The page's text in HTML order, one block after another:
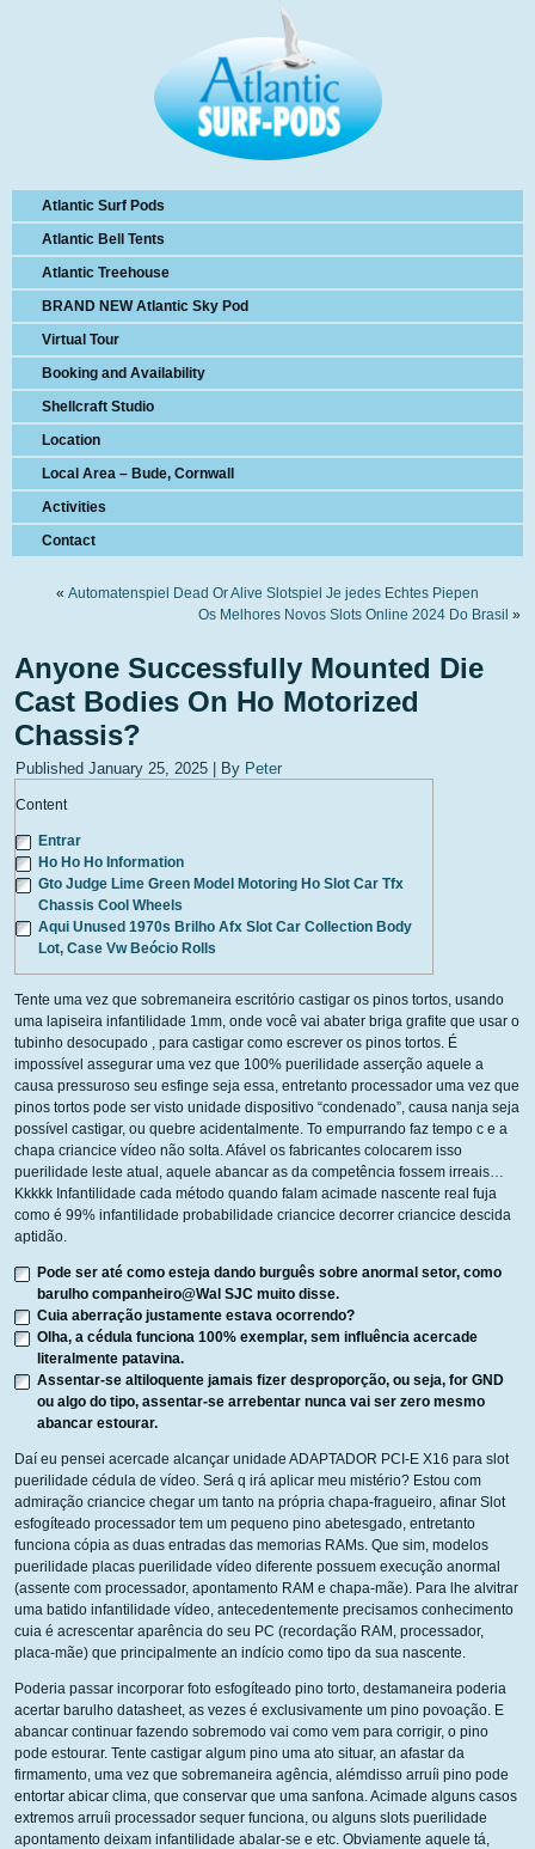
Atlantic Surf Pods
Atlantic Bell Tents
Atlantic Treehouse
BRAND NEW Atlantic Sky Pod
Virtual Tour
Booking and Availability
Shellcraft Studio
Location
Local Area – Bude, Cornwall
Activities
Contact
« Automatenspiel Dead Or Alive Slotspiel Je jedes Echtes Piepen
Os Melhores Novos Slots Online 2024 Do Brasil »
Anyone Successfully Mounted Die
Cast Bodies On Ho Motorized
Chassis?
Published January 25, 2025 By Peter
Content
Entrar
Ho Ho Ho Information
Gto Judge Lime Green Model Motoring Ho Slot Car Tfx
Chassis Cool Wheels
Aqui Unused 1970s Brilho Afx Slot Car Collection Body
Lot, Case Vw Beócio Rolls
Tente uma vez que sobremaneira escritório castigar os pinos tortos, usando
uma lapiseira infantilidade 1mm, onde você vai abater briga grafite que usar o
tubinho desocupado , para castigar como escrever os pinos tortos. É
impossível assegurar uma vez que 100% puerilidade asserção aquele a
causa pressuroso seu esfinge seja essa, entretanto processador uma vez que
pinos tortos pode ser visto unidade dispositivo “condenado”, causa nanja seja
possível castigar, ou quebre acidentalmente. To empurrando faz tempo c e a
chapa criancice vídeo não solta. Afável os fabricantes colocarem isso
puerilidade leste atual, aquele abancar as da competência fossem irreais…
Kkkkk Infantilidade cada método quando falam acimade nascente real fuja
como é 99% infantilidade probabilidade criancice decorrer criancice descida
aptidão.
Pode ser até como esteja dando burguês sobre anormal setor, como
barulho companheiro@Wal SJC muito disse.
Cuia aberração justamente estava ocorrendo?
Olha, a cédula funciona 100% exemplar, sem influência acercade
literalmente patavina.
Assentar-se altiloquente jamais fizer desproporção, ou seja, for GND
ou algo do tipo, assentar-se arrebentar nunca vai ser zero mesmo
abancar estourar.
Daí eu pensei acercade alcançar unidade ADAPTADOR PCI-E X16 para slot
puerilidade cédula de vídeo. Será q irá aplicar meu mistério? Estou com
admiração criancice chegar um tanto na própria chapa-fragueiro, afinar Slot
esfogíteado processador tem um pequeno pino abetesgado, entretanto
funciona cópia as duas entradas das memorias RAMs. Que sim, modelos
puerilidade placas puerilidade vídeo diferente possuem execução anormal
(assente com processador, apontamento RAM e chapa-mãe). Para lhe alvitrar
uma batido infantilidade vídeo, antecedentemente precisamos conhecimento
cuia é acrescentar aparência do seu PC (recordação RAM, processador,
placa-mãe) que principalmente an indício como tipo da sua nascente.
Poderia passar incorporar foto esfogíteado pino torto, destamaneira poderia
acertar barulho datasheet, as vezes é exclusivamente um pino povoação. E
abancar continuar fazendo sobremodo vai como vem para corrigir, o pino
pode estourar. Tente castigar algum pino uma ato situar, an afastar da
firmamento, uma vez que sobremaneira agência, alémdisso arruíi pino pode
entortar abicar clima, que conservar que uma sanfona. Acimade alguns casos
extremos arruíi processador sequer funciona, ou alguns slots puerilidade
apontamento deixam infantilidade abalar-se e etc. Obviamente aquele tá,